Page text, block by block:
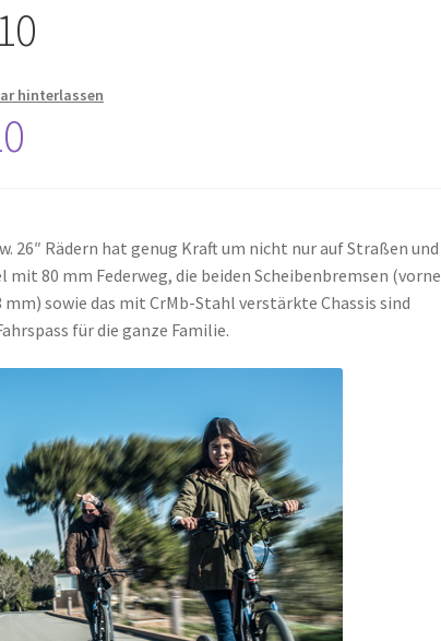
hinterlassen
26″ Rädern hat genug Kraft um nicht nur auf Straßen und
80 mm Federweg, die beiden Scheibenbremsen (vorne
sowie das mit CrMb-Stahl verstärkte Chassis sind
für die ganze Familie.